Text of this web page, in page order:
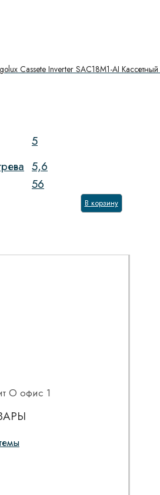
Cassete Inverter SAC18M1-AI
5
5,6
56
В корзину
О офис 1